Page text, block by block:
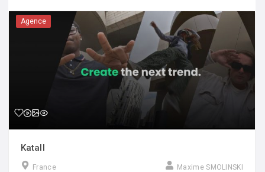
Agence
Katall
France Maxime SMOLINSKI